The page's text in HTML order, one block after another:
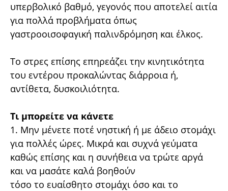
υπερβολικό βαθµό, γεγονός που αποτελεί αιτία
για πολλά προβλήµατα όπως
γαστροοισοφαγική παλινδρόµηση και έλκος.
Το στρες επίσης επηρεάζει την κινητικότητα
του εντέρου προκαλώντας διάρροια ή,
αντίθετα, δυσκοιλιότητα.
Τι µπορείτε να κάνετε
1. Μην µένετε ποτέ νηστική ή µε άδειο στοµάχι
για πολλές ώρες. Μικρά και συχνά γεύµατα
καθώς επίσης και η συνήθεια να τρώτε αργά
και να µασάτε καλά βοηθούν
τόσο το ευαίσθητο στοµάχι όσο και το